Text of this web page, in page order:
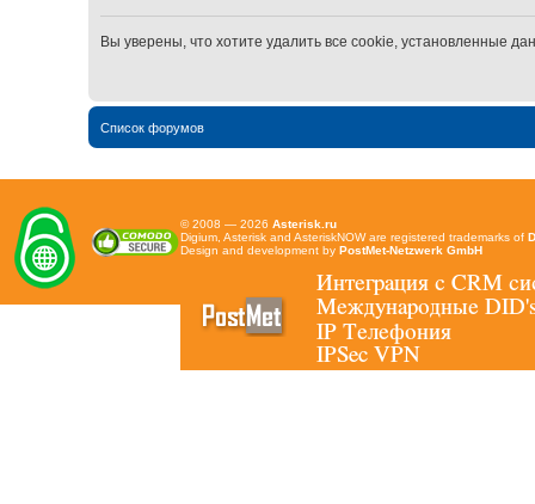
Вы уверены, что хотите удалить все cookie, установленные
Список форумов
© 2008 — 2026 Asterisk.ru
Digium, Asterisk and AsteriskNOW are registered trademarks of
Design and development by PostMet-Netzwerk GmbH